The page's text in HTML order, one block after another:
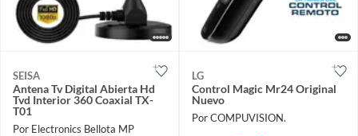
SEISA
Antena Tv Digital Abierta Hd
Tvd Interior 360 Coaxial TX-
T01
Por Electronics Bellota MP
LG
Control Magic Mr24 Original
Nuevo
Por COMPUVISION.